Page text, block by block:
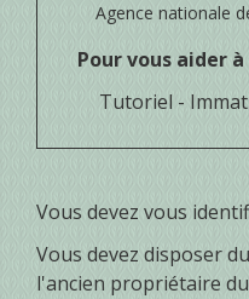
Agence nationale
Pour vous aider
Tutoriel -
Vous devez vous
Vous devez disposer du
l'ancien propriétaire